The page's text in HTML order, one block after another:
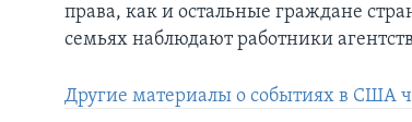
права, как и остальные граждане
семьях наблюдают работники
Другие материалы о событиях в США